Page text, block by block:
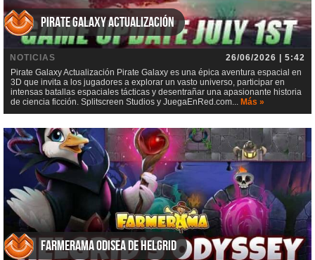
Pirate Galaxy Actualización
NOTICIAS
26/06/2026 | 5:42
Pirate Galaxy Actualización Pirate Galaxy es una épica aventura espacial en
3D que invita a los jugadores a explorar un vasto universo, participar en
intensas batallas espaciales tácticas y desentrañar una apasionante historia
de ciencia ficción. Splitscreen Studios y JuegaEnRed.com... Más »
Farmerama Odisea de Helgrid